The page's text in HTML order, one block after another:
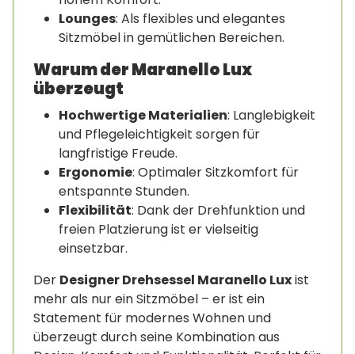
Lounges: Als flexibles und elegantes
Sitzmöbel in gemütlichen Bereichen.
Warum der Maranello Lux
überzeugt
Hochwertige Materialien: Langlebigkeit
und Pflegeleichtigkeit sorgen für
langfristige Freude.
Ergonomie: Optimaler Sitzkomfort für
entspannte Stunden.
Flexibilität: Dank der Drehfunktion und
freien Platzierung ist er vielseitig
einsetzbar.
Der Designer Drehsessel Maranello Luxist
mehr als nur ein Sitzmöbel – er ist ein
Statement für modernes Wohnen und
überzeugt durch seine Kombination aus